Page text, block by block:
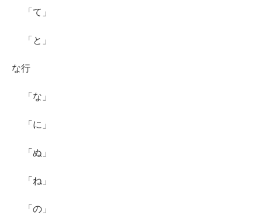
「て」
「と」
な行
「な」
「に」
「ぬ」
「ね」
「の」